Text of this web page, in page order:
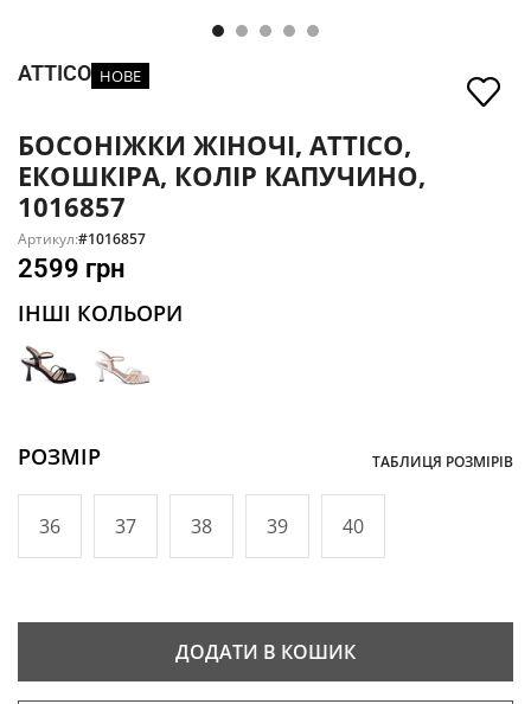
ATTICO НОВЕ
БОСОНІЖКИ ЖІНОЧІ, ATTICO,
ЕКОШКІРА, КОЛІР КАПУЧИНО,
1016857
Артикул:#1016857
2599 грн
ІНШІ КОЛЬОРИ
РОЗМІР ТАБЛИЦЯ РОЗМІРІВ
36 37 38 39 40
ДОДАТИ В КОШИК